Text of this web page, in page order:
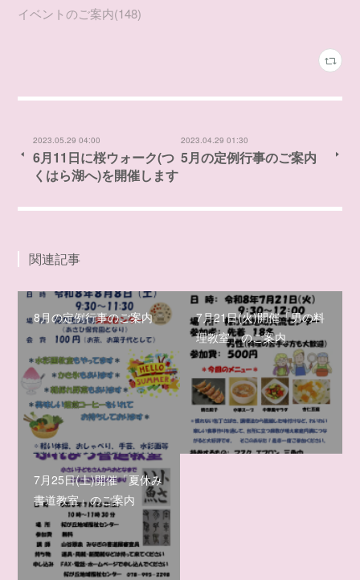
イベントのご案内(148)
2023.05.29 04:00
6月11日に桜ウォーク(つ
くはら湖へ)を開催します
2023.04.29 01:30
5月の定例行事のご案内
関連記事
8月の定例行事のご案内
7月21日(火)開催「男の料
理教室」のご案内
7月25日(土)開催「夏休み
書道教室」のご案内